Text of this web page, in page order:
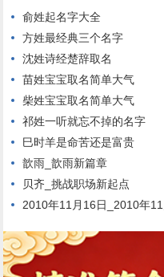
俞姓起名字大全
方姓最经典三个名字
沈姓诗经楚辞取名
苗姓宝宝取名简单大气
柴姓宝宝取名简单大气
祁姓一听就忘不掉的名字
巳时羊是命苦还是富贵
歆雨_歆雨新篇章
贝齐_挑战职场新起点
2010年11月16日_2010年